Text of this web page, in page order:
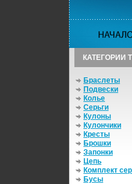
КАТЕГОРИИ
Браслеты
Подвески
Колье
Серьги
Кулоны
Кулончики
Кресты
Брошки
Запонки
Цепь
Комплект
Бусы